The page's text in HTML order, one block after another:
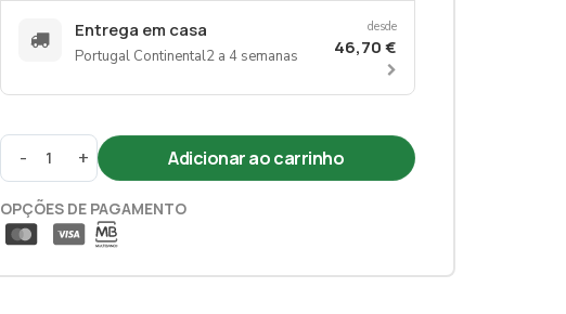
Entrega em casa
Portugal Continental2 a 4 semanas
desde
46,70 €
- +
OPÇÕES DE PAGAMENTO